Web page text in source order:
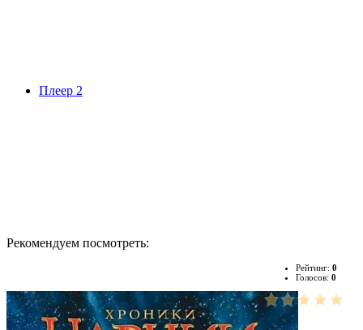
Плеер 2
Рекомендуем посмотреть:
Рейтинг: 0
Голосов: 0